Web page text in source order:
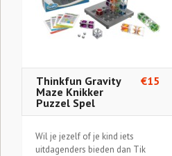
Thinkfun Gravity
Maze Knikker
Puzzel Spel
€15
Wil je jezelf of je kind iets
uitdagenders bieden dan Tik